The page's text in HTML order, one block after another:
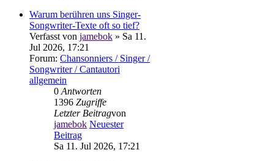
Warum berühren uns Singer-
Songwriter-Texte oft so tief?
Verfasst von jamebok » Sa 11.
Jul 2026, 17:21
Forum: Chansonniers / Singer /
Songwriter / Cantautori
allgemein
0 Antworten
1396 Zugriffe
Letzter Beitragvon
jamebok Neuester
Beitrag
Sa 11. Jul 2026, 17:21